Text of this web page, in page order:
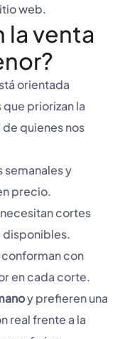
web.
la venta
orientada
priorizan la
quienes nos
semanales y
precio.
cortes
conforman con
en cada corte.
y prefieren una
real frente a la